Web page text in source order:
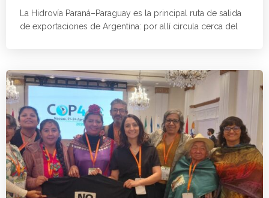
La Hidrovía Paraná–Paraguay es la principal ruta de salida
de exportaciones de Argentina: por allí circula cerca del